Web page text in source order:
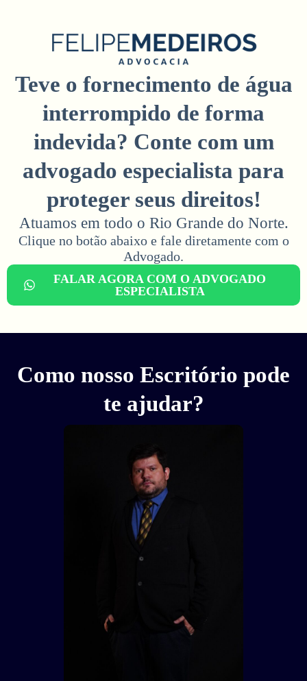
Teve o fornecimento de água
interrompido de forma
indevida? Conte com um
advogado especialista para
proteger seus direitos!
Atuamos em todo o Rio Grande do Norte.
Clique no botão abaixo e fale diretamente com o
Advogado.​
FALAR AGORA COM O ADVOGADO
ESPECIALISTA
Como nosso Escritório pode
te ajudar?